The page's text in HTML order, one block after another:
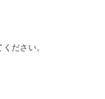
ださい。